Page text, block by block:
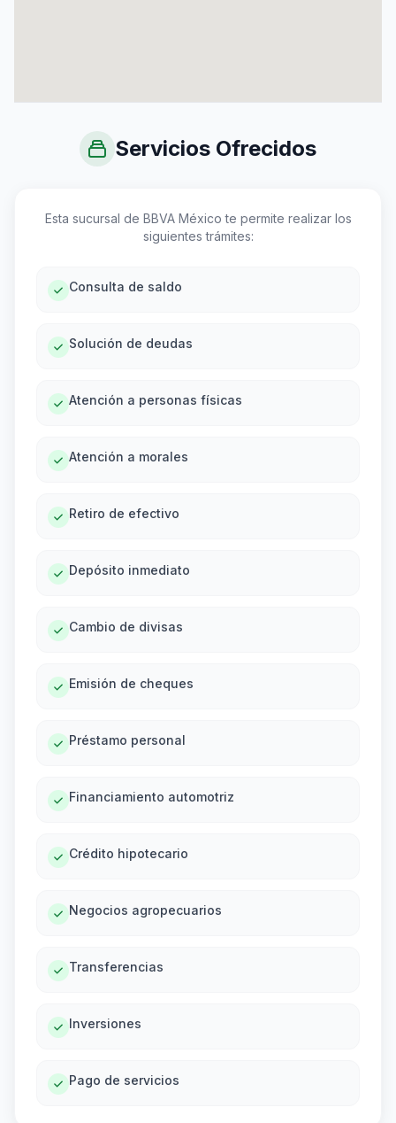
Servicios Ofrecidos
Esta sucursal de BBVA México te permite realizar los
siguientes trámites:
Consulta de saldo
Solución de deudas
Atención a personas físicas
Atención a morales
Retiro de efectivo
Depósito inmediato
Cambio de divisas
Emisión de cheques
Préstamo personal
Financiamiento automotriz
Crédito hipotecario
Negocios agropecuarios
Transferencias
Inversiones
Pago de servicios